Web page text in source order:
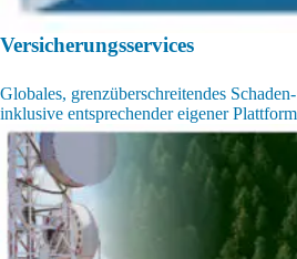
Versicherungsservices
Globales, grenzüberschreitendes
inklusive entsprechender eigener